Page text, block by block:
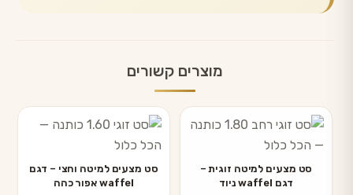
מוצרים קשורים
סט מצעים למיטה זוגית –
דגם waffel ניוד
סט מצעים למיטה וחצי – דגם
waffel אפור כהה